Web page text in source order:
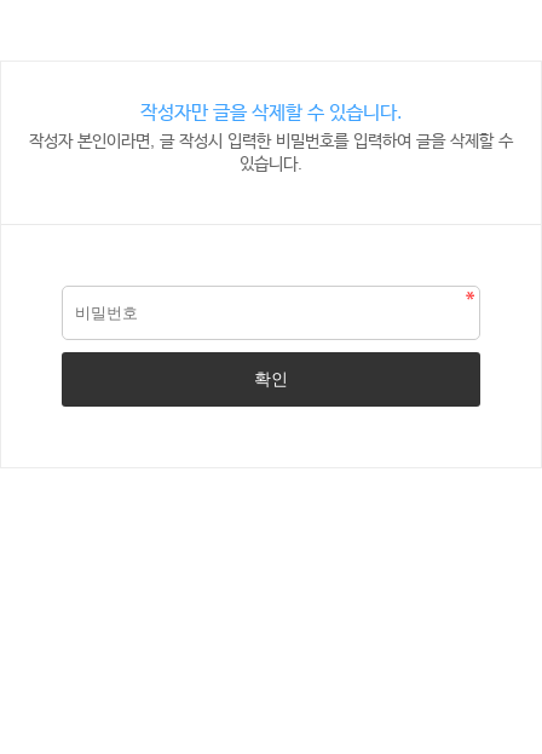
작성자만 글을 삭제할 수 있습니다.
작성자 본인이라면, 글 작성시 입력한 비밀번호를 입력하여 글을 삭제할 수
있습니다.